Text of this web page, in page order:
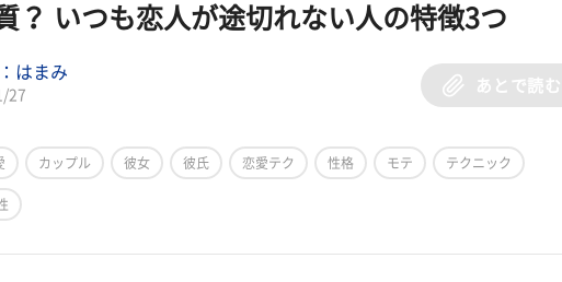
？ いつも恋人が途切れない人の特徴3つ
はまみ
27
あとで読む
カップル 彼女 彼氏 恋愛テク 性格 モテ テクニック